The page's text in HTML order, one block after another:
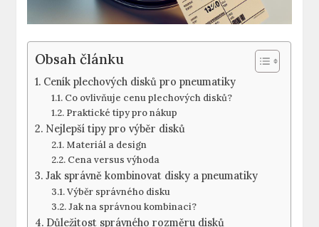
Obsah článku
Ceník plechových disků ⁤pro pneumatiky
Co ovlivňuje cenu plechových disků?
Praktické tipy ⁣pro nákup
Nejlepší tipy pro výběr disků
Materiál a design
Cena⁢ versus výhoda
Jak správně kombinovat disky a pneumatiky
Výběr správného disku
Jak na​ správnou kombinaci?
Důležitost ‌správného rozměru ⁢disků